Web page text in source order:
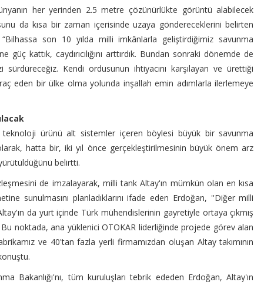
her yerinden 2.5 metre çözünürlükte görüntü alabilecek
da kısa bir zaman içerisinde uzaya göndereceklerini belirten
son 10 yılda milli imkânlarla geliştirdiğimiz savunma
kattık, caydırıcılığını arttırdık. Bundan sonraki dönemde de
Kendi ordusunun ihtiyacını karşılayan ve ürettiği
eden bir ülke olma yolunda inşallah emin adımlarla ilerlemeye
teknoloji ürünü alt sistemler içeren böylesi büyük bir savunma
hatta bir, iki yıl önce gerçekleştirilmesinin büyük önem arz
belirtti.
de imzalayarak, milli tank Altay'ın mümkün olan en kısa
sunulmasını planladıklarını ifade eden Erdoğan, ''Diğer milli
da yurt içinde Türk mühendislerinin gayretiyle ortaya çıkmış
Bu noktada, ana yüklenici OTOKAR liderliğinde projede görev alan
ve 40'tan fazla yerli firmamızdan oluşan Altay takımının
Bakanlığı'nı, tüm kuruluşları tebrik ededen Erdoğan, Altay'ın